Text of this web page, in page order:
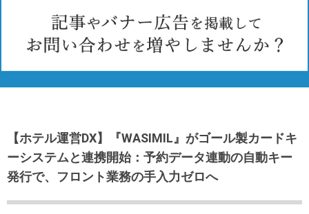
【ホテル運営DX】『WASIMIL』がゴール製カードキ
ーシステムと連携開始：予約データ連動の自動キー
発行で、フロント業務の手入力ゼロへ